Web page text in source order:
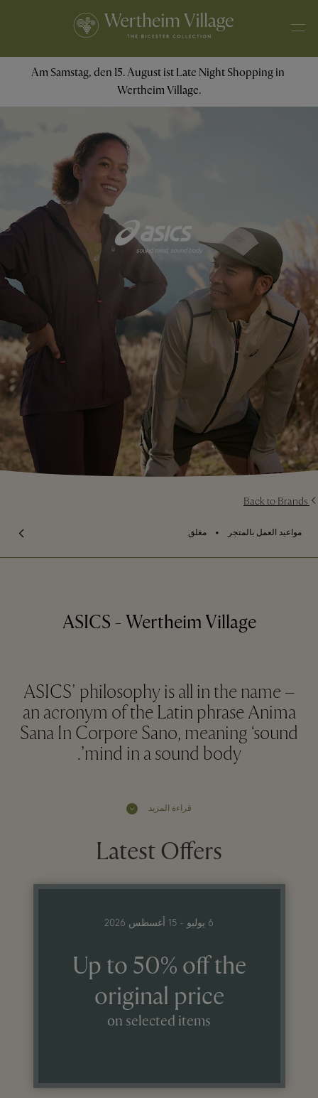
Am Samstag, den 15. August ist Late Night Shopping in
Wertheim Village.
Back to Brands
مواعيد العمل بالمتجر ⬩ مغلق
ASICS - Wertheim Village
ASICS' philosophy is all in the name –
an acronym of the Latin phrase Anima
Sana In Corpore Sano, meaning ‘sound
mind in a sound body’.
قراءة المزيد
Latest Offers
6 يوليو - 15 أغسطس 2026
Up to 50% off the
original price
on selected items